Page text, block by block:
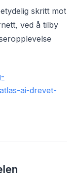
skritt mot
ved å tilby
ai-drevet-